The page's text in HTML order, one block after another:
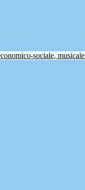
sociale, musicale